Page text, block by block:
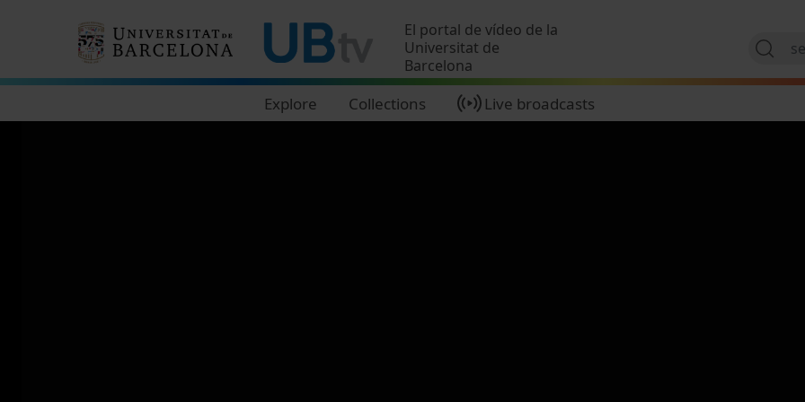
El portal de vídeo de la
Universitat de
Barcelona
Explore Collections Live broadcasts